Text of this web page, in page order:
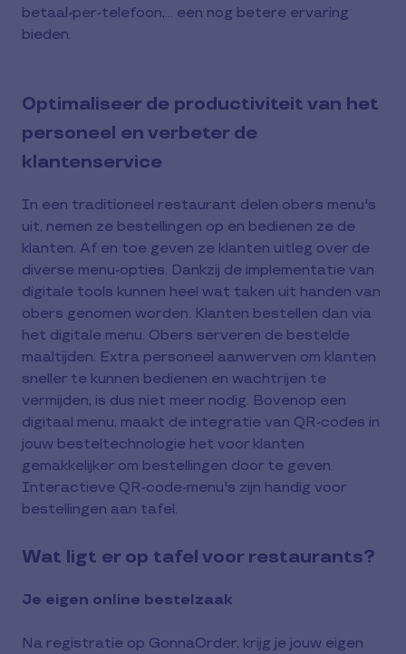
betaal-per-telefoon,… een nog betere ervaring
bieden.
Optimaliseer de productiviteit van het
personeel en verbeter de
klantenservice
In een traditioneel restaurant delen obers menu's
uit, nemen ze bestellingen op en bedienen ze de
klanten. Af en toe geven ze klanten uitleg over de
diverse menu-opties. Dankzij de implementatie van
digitale tools kunnen heel wat taken uit handen van
obers genomen worden. Klanten bestellen dan via
het digitale menu. Obers serveren de bestelde
maaltijden. Extra personeel aanwerven om klanten
sneller te kunnen bedienen en wachtrijen te
vermijden, is dus niet meer nodig. Bovenop een
digitaal menu, maakt de integratie van QR-codes in
jouw besteltechnologie het voor klanten
gemakkelijker om bestellingen door te geven.
Interactieve QR-code-menu's zijn handig voor
bestellingen aan tafel.
Wat ligt er op tafel voor restaurants?
Je eigen online bestelzaak
Na registratie op GonnaOrder, krijg je jouw eigen